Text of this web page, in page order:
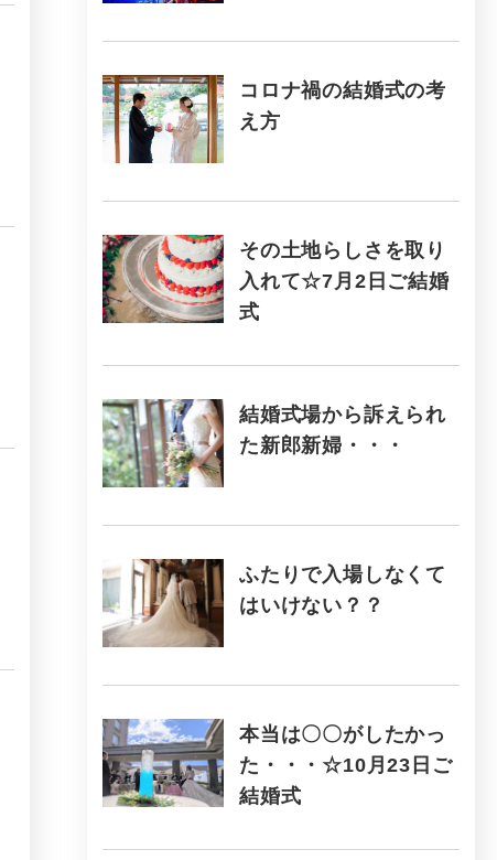
コロナ禍の結婚式の考
え方
その土地らしさを取り
入れて☆7月2日ご結婚
式
結婚式場から訴えられ
た新郎新婦・・・
ふたりで入場しなくて
はいけない？？
本当は〇〇がしたかっ
た・・・☆10月23日ご
結婚式